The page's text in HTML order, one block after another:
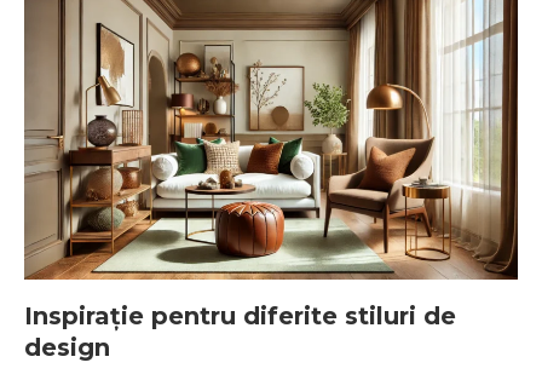
Inspirație pentru diferite stiluri de
design